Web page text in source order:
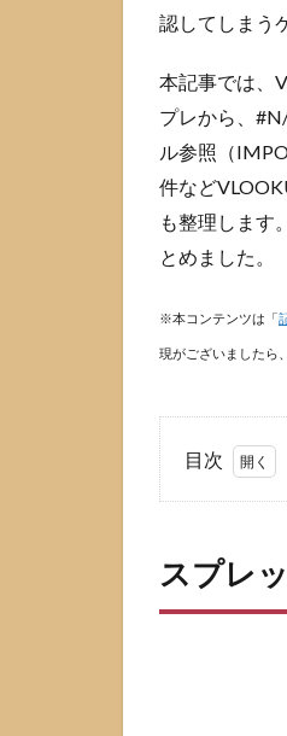
認してしまう
本記事では、
プレから、
ル参照（
件など
も整理します
とめました。
※本コンテンツは「
現がございましたら
目次
VLOOKUP
スプレ